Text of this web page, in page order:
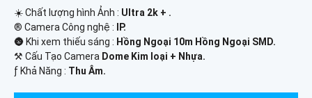
☀️ Chất lượng hình Ảnh : Ultra 2k + .
®️ Camera Công nghệ :
IP.
🌚 Khi xem thiếu sáng : Hồng Ngoại 10m Hồng Ngoại SMD.
⚒ Cấu Tạo Camera Dome Kim loại + Nhựa.
️ƒ Khả Năng : Thu Âm.